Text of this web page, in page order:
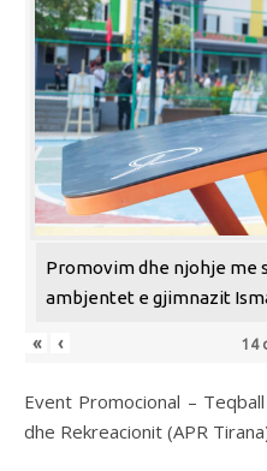
Promovim dhe njohje me
ambjentet e gjimnazit
« ‹ 14
Event Promocional –
dhe Rekreacionit (APR